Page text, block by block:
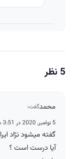
5 نظر
محمدگفت:
5 نوامبر, 2020 در 3:51 ب.ظ
گفته میشود نژاد
آیا درست است ؟